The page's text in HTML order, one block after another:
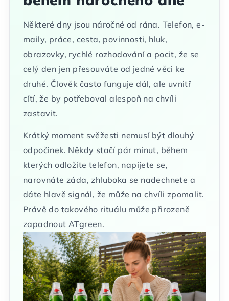
Některé dny jsou náročné od rána. Telefon, e-
maily, práce, cesta, povinnosti, hluk,
obrazovky, rychlé rozhodování a pocit, že se
celý den jen přesouváte od jedné věci ke
druhé. Člověk často funguje dál, ale uvnitř
cítí, že by potřeboval alespoň na chvíli
zastavit.
Krátký moment svěžesti nemusí být dlouhý
odpočinek. Někdy stačí pár minut, během
kterých odložíte telefon, napijete se,
narovnáte záda, zhluboka se nadechnete a
dáte hlavě signál, že může na chvíli zpomalit.
Právě do takového rituálu může přirozeně
zapadnout ATgreen.